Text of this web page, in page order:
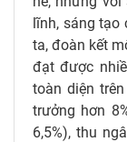
lĩnh, sáng tạo
ta, đoàn kết
đạt được
toàn diện
trưởng hơn
6,5%), thu